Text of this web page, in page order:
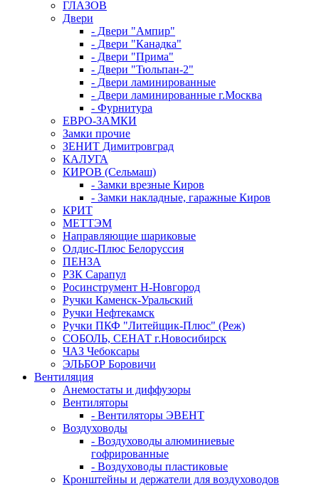
ГЛАЗОВ
Двери
- Двери "Ампир"
- Двери "Канадка"
- Двери "Прима"
- Двери "Тюльпан-2"
- Двери ламинированные
- Двери ламинированные г.Москва
- Фурнитура
ЕВРО-ЗАМКИ
Замки прочие
ЗЕНИТ Димитровград
КАЛУГА
КИРОВ (Сельмаш)
- Замки врезные Киров
- Замки накладные, гаражные Киров
КРИТ
МЕТТЭМ
Направляющие шариковые
Олдис-Плюс Белоруссия
ПЕНЗА
РЗК Сарапул
Росинструмент Н-Новгород
Ручки Каменск-Уральский
Ручки Нефтекамск
Ручки ПКФ "Литейщик-Плюс" (Реж)
СОБОЛЬ, СЕНАТ г.Новосибирск
ЧАЗ Чебоксары
ЭЛЬБОР Боровичи
Вентиляция
Анемостаты и диффузоры
Вентиляторы
- Вентиляторы ЭВЕНТ
Воздуховоды
- Воздуховоды алюминиевые
гофрированные
- Воздуховоды пластиковые
Кронштейны и держатели для воздуховодов